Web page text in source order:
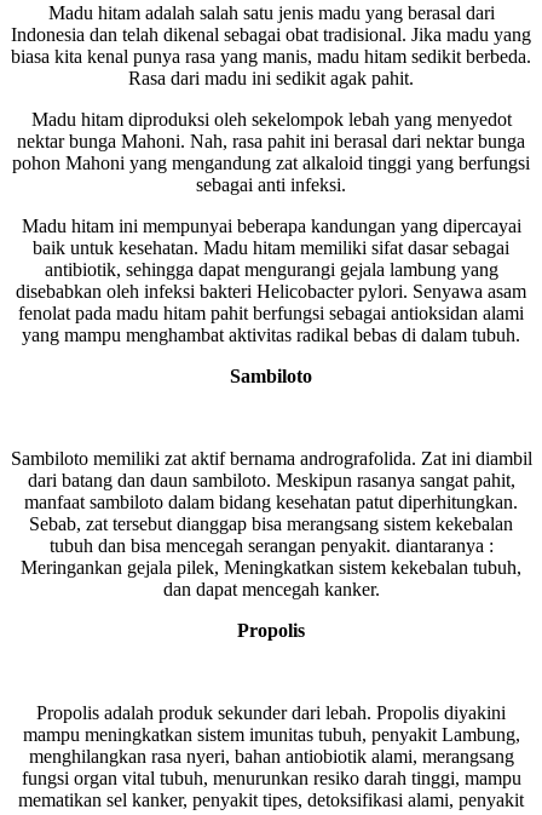
Madu hitam adalah salah satu jenis madu yang berasal dari
Indonesia dan telah dikenal sebagai obat tradisional. Jika madu yang
biasa kita kenal punya rasa yang manis, madu hitam sedikit berbeda.
Rasa dari madu ini sedikit agak pahit.
Madu hitam diproduksi oleh sekelompok lebah yang menyedot
nektar bunga Mahoni. Nah, rasa pahit ini berasal dari nektar bunga
pohon Mahoni yang mengandung zat alkaloid tinggi yang berfungsi
sebagai anti infeksi.
Madu hitam ini mempunyai beberapa kandungan yang dipercayai
baik untuk kesehatan. Madu hitam memiliki sifat dasar sebagai
antibiotik, sehingga dapat mengurangi gejala lambung yang
disebabkan oleh infeksi bakteri Helicobacter pylori. Senyawa asam
fenolat pada madu hitam pahit berfungsi sebagai antioksidan alami
yang mampu menghambat aktivitas radikal bebas di dalam tubuh.
Sambiloto
Sambiloto memiliki zat aktif bernama andrografolida. Zat ini diambil
dari batang dan daun sambiloto. Meskipun rasanya sangat pahit,
manfaat sambiloto dalam bidang kesehatan patut diperhitungkan.
Sebab, zat tersebut dianggap bisa merangsang sistem kekebalan
tubuh dan bisa mencegah serangan penyakit. diantaranya :
Meringankan gejala pilek, Meningkatkan sistem kekebalan tubuh,
dan dapat mencegah kanker.
Propolis
Propolis adalah produk sekunder dari lebah. Propolis diyakini
mampu meningkatkan sistem imunitas tubuh, penyakit Lambung,
menghilangkan rasa nyeri, bahan antiobiotik alami, merangsang
fungsi organ vital tubuh, menurunkan resiko darah tinggi, mampu
mematikan sel kanker, penyakit tipes, detoksifikasi alami, penyakit